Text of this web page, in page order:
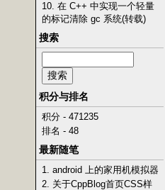
10. 在 C++ 中实现一个轻量
的标记清除 gc 系统(转载)
搜索
积分与排名
积分 - 471235
排名 - 48
最新随笔
1. android 上的家用机模拟器
2. 关于CppBlog首页CSS样